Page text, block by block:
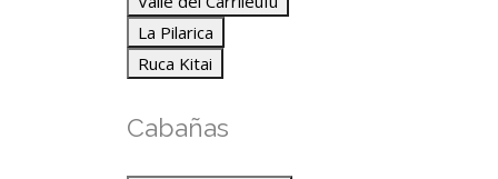
La Pilarica
Ruca Kitai
Cabañas